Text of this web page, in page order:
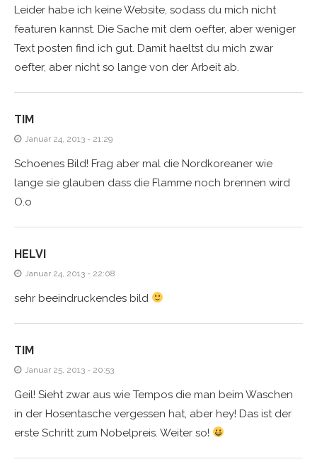
Leider habe ich keine Website, sodass du mich nicht
featuren kannst. Die Sache mit dem oefter, aber weniger
Text posten find ich gut. Damit haeltst du mich zwar
oefter, aber nicht so lange von der Arbeit ab.
TIM
Januar 24, 2013 - 21:29
Schoenes Bild! Frag aber mal die Nordkoreaner wie
lange sie glauben dass die Flamme noch brennen wird
O.o
HELVI
Januar 24, 2013 - 22:08
sehr beeindruckendes bild
TIM
Januar 25, 2013 - 20:53
Geil! Sieht zwar aus wie Tempos die man beim Waschen
in der Hosentasche vergessen hat, aber hey! Das ist der
erste Schritt zum Nobelpreis. Weiter so!